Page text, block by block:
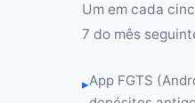
Um em cada
7 do mês
▸App FGTS